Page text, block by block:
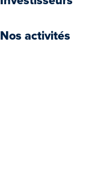
Nos activités